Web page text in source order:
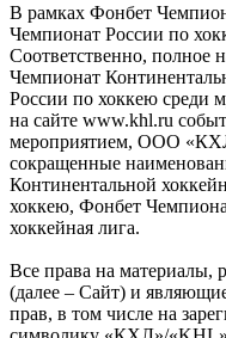
В рамках Фонбет
Чемпионат России по
Соответственно, полное
Чемпионат
России по хоккею среди
на сайте www.khl.ru
мероприятием, ООО
сокращенные
Континентальной
хоккею, Фонбет
хоккейная лига.
Все права на материалы,
(далее – Сайт) и
прав, в том числе на